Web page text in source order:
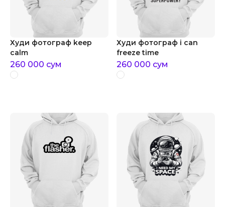
Худи фотограф keep
calm
260 000 сум
Худи фотограф i can
freeze time
260 000 сум